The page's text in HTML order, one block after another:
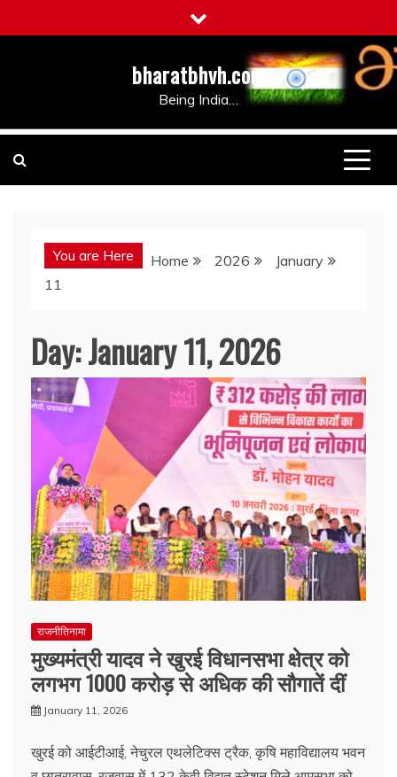
to
bharatbhvh.com
Being India…
You are Here Home 2026
January
11
Day:January 11, 2026
राजनीतिनामा
मुख्यमंत्री यादव ने खुरई विधानसभा क्षेत्र को
लगभग 1000 करोड़ से अधिक की सौगातें दीं
January 11, 2026
खुरई को आईटीआई, नेचुरल एथलेटिक्स ट्रैक, कृषि महाविद्यालय भवन